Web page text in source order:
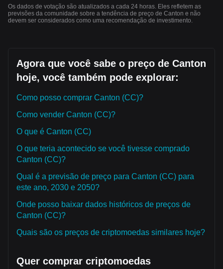
Os dados de votação são atualizados a cada 24 horas. Eles refletem as
previsões da comunidade sobre a tendência de preço de Canton e não
devem ser considerados como uma recomendação de investimento.
Agora que você sabe o preço de Canton
hoje, você também pode explorar:
Como posso comprar Canton (CC)?
Como vender Canton (CC)?
O que é Canton (CC)
O que teria acontecido se você tivesse comprado
Canton (CC)?
Qual é a previsão de preço para Canton (CC) para
este ano, 2030 e 2050?
Onde posso baixar dados históricos de preços de
Canton (CC)?
Quais são os preços de criptomoedas similares hoje?
Quer comprar criptomoedas